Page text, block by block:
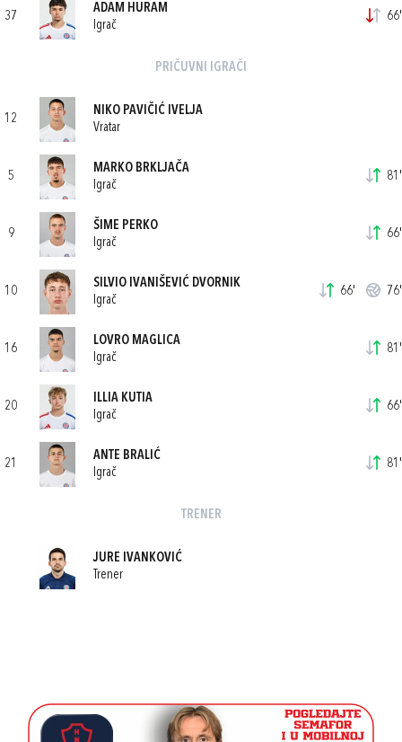
37
ADAM HURAM
Igrač
66'
PRIČUVNI IGRAČI
12
NIKO PAVIČIĆ IVELJA
Vratar
5
MARKO BRKLJAČA
Igrač
81'
9
ŠIME PERKO
Igrač
66'
10
SILVIO IVANIŠEVIĆ DVORNIK
Igrač
66' 76'
16
LOVRO MAGLICA
Igrač
81'
20
ILLIA KUTIA
Igrač
66'
21
ANTE BRALIĆ
Igrač
81'
TRENER
JURE IVANKOVIĆ
Trener